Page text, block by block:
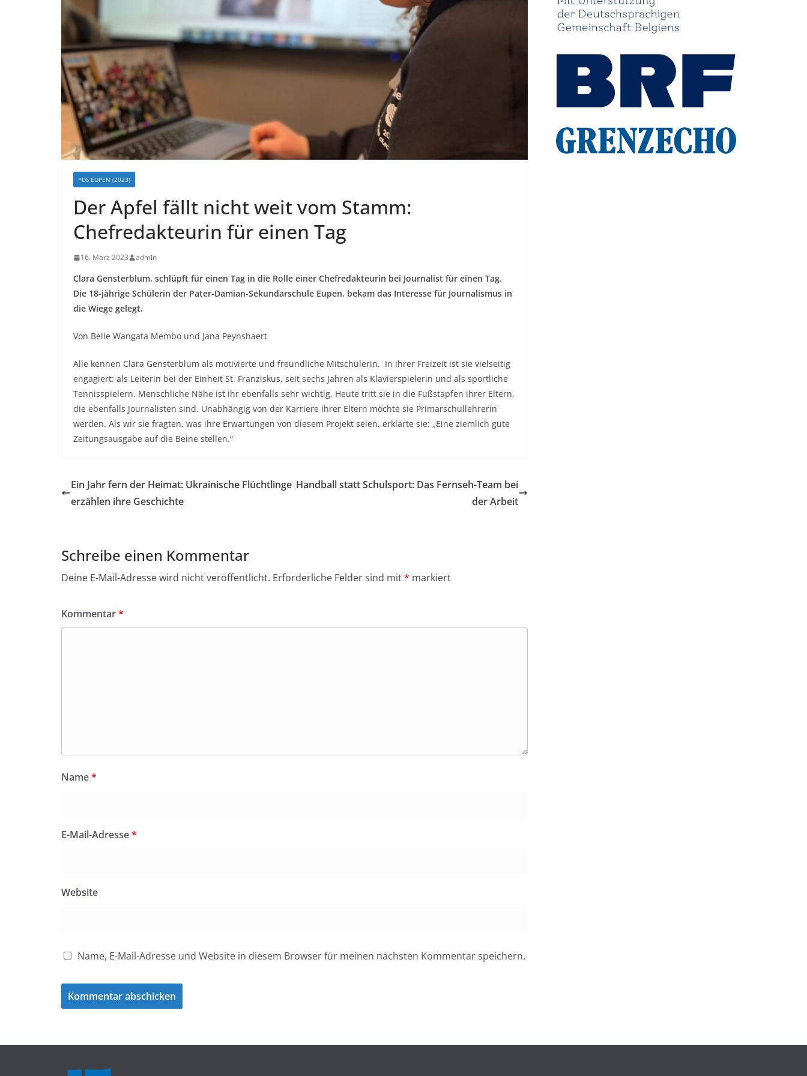
PDS EUPEN (2023)
Der Apfel fällt nicht weit vom Stamm:
Chefredakteurin für einen Tag
16. März 2023 admin
Clara Gensterblum, schlüpft für einen Tag in die Rolle einer Chefredakteurin bei Journalist für einen Tag.
Die 18-jährige Schülerin der Pater-Damian-Sekundarschule Eupen, bekam das Interesse für Journalismus in
die Wiege gelegt.
Von Belle Wangata Membo und Jana Peynshaert
Alle kennen Clara Gensterblum als motivierte und freundliche Mitschülerin. In ihrer Freizeit ist sie vielseitig
engagiert: als Leiterin bei der Einheit St. Franziskus, seit sechs Jahren als Klavierspielerin und als sportliche
Tennisspielern. Menschliche Nähe ist ihr ebenfalls sehr wichtig, Heute tritt sie in die Fußstapfen ihrer Eltern,
die ebenfalls Journalisten sind. Unabhängig von der Karriere ihrer Eltern möchte sie Primarschullehrerin
werden. Als wir sie fragten, was ihre Erwartungen von diesem Projekt seien, erklärte sie: „Eine ziemlich gute
Zeitungsausgabe auf die Beine stellen.“
Ein Jahr fern der Heimat: Ukrainische Flüchtlinge
erzählen ihre Geschichte
Handball statt Schulsport: Das Fernseh-Team bei
der Arbeit
Schreibe einen Kommentar
Deine E-Mail-Adresse wird nicht veröffentlicht. Erforderliche Felder sind mit* markiert
Kommentar*
Name*
E-Mail-Adresse*
Website
Name, E-Mail-Adresse und Website in diesem Browser für meinen nächsten Kommentar speichern.